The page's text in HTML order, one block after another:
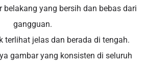
belakang yang bersih dan bebas dari
gangguan.
terlihat jelas dan berada di tengah.
gambar yang konsisten di seluruh